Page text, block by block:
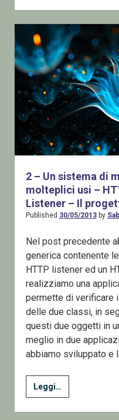
MiniSqlAgent
–
Aggiungere
il
supporto
ai
Messaggi
HTTP
tra
un
servizio
Windows
e
la
Console
2 – Un sistema di
molteplici usi –
Listener – Il
Published 30/05/2013by
Nel post precedente
generica contenente
HTTP listener ed un
realizziamo una
permette di verificare
delle due classi, in
questi due oggetti in
meglio in due
abbiamo sviluppato e
Leggi…2
–
Un